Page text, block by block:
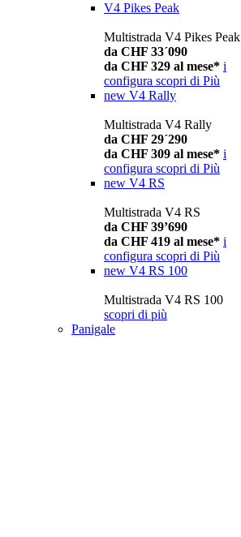
V4 Pikes Peak
Multistrada V4 Pikes Peak
da CHF 33´090
da CHF 329 al mese* i
configura scopri di Più
new V4 Rally
Multistrada V4 Rally
da CHF 29´290
da CHF 309 al mese* i
configura scopri di Più
new V4 RS
Multistrada V4 RS
da CHF 39’690
da CHF 419 al mese* i
configura scopri di Più
new V4 RS 100
Multistrada V4 RS 100
scopri di più
Panigale